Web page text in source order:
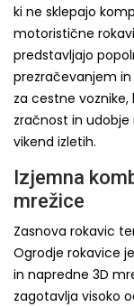
ki ne sklepajo
motoristične
predstavljajo
prezračevanjem in
za cestne
zračnost in
vikend izletih.
Izjemna
mrežice
Zasnova rokavic
Ogrodje rokavice
in napredne 3D
zagotavlja visoko